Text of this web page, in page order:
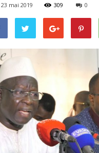
23 mai 2019 309 0